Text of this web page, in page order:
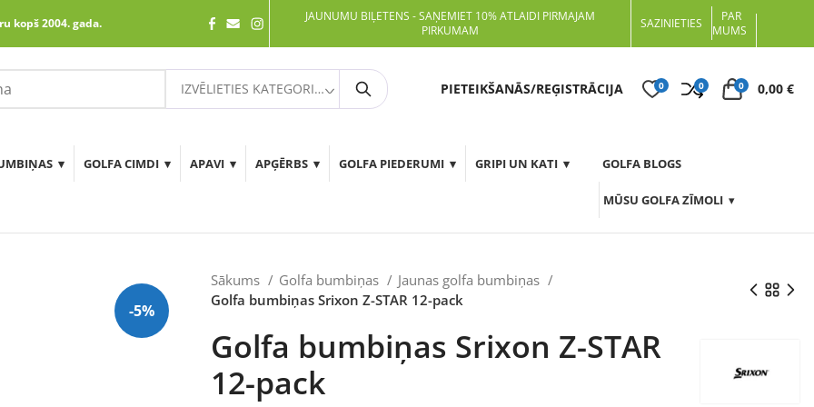
kopš 2004. gada.
JAUNUMU BIĻETENS - SAŅEMIET 10% ATLAIDI PIRMAJAM
PIRKUMAM
SAZINIETIES
PAR
MUMS
IZVĒLIETIES KATEGORIJU Meklēt PIETEIKŠANĀS/REĢISTRĀCIJA 0 0 0 0,00 €
GOLFA CIMDI APAVI APĢĒRBS GOLFA PIEDERUMI GRIPI UN KATI GOLFA BLOGS
MŪSU GOLFA ZĪMOLI
-5%
Sākums Golfa bumbiņas
Jaunas golfa bumbiņas
Golfa bumbiņas Srixon Z-STAR 12-pack
Golfa bumbiņas Srixon Z-STAR
12-pack